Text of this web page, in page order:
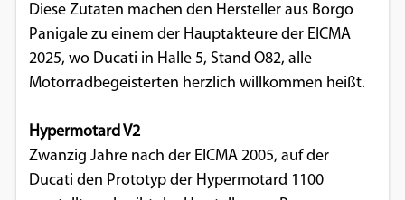
Diese Zutaten machen den Hersteller aus Borgo
Panigale zu einem der Hauptakteure der EICMA
2025, wo Ducati in Halle 5, Stand O82, alle
Motorradbegeisterten herzlich willkommen heißt.
Hypermotard V2
Zwanzig Jahre nach der EICMA 2005, auf der
Ducati den Prototyp der Hypermotard 1100